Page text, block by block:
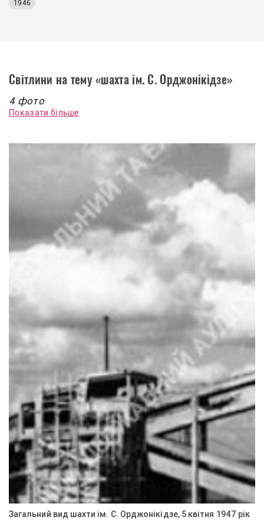
1946
Світлини на тему «шахта ім. С. Орджонікідзе»
4 фото
Показати більше
Загальний вид шахти ім. С. Орджонікідзе, 5 квітня 1947 рік